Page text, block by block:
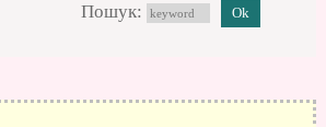
Пошук: